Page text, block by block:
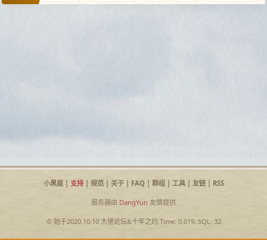
小黑屋| 支持| 规范| 关于| FAQ| 群组| 工具| 友链| RSS
服务器由 DangYun 友情提供
© 始于2020.10.10 大佬论坛&十年之约Time: 0.019, SQL: 32